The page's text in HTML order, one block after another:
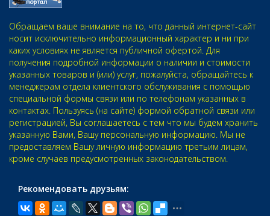
Обращаем ваше внимание на то, что данный интернет-сайт
носит исключительно информационный характер и ни при
каких условиях не является публичной офертой. Для
получения подробной информации о наличии и стоимости
указанных товаров и (или) услуг, пожалуйста, обращайтесь к
менеджерам отдела клиентского обслуживания с помощью
специальной формы связи или по телефонам указанных в
контактах. Пользуясь (на сайте) формой обратной связи или
регистрацией, Вы соглашаетесь с тем что мы будем хранить
указанную Вами, Вашу персональную информацию. Мы не
предоставляем Вашу личную информацию третьим лицам,
кроме случаев предусмотренных законодательством.
Рекомендовать друзьям: